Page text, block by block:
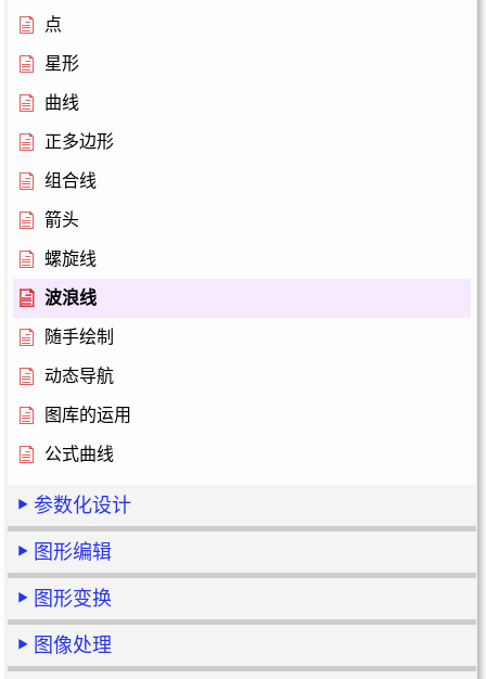
点
星形
曲线
正多边形
组合线
箭头
螺旋线
波浪线
随手绘制
动态导航
图库的运用
公式曲线
参数化设计
图形编辑
图形变换
图像处理